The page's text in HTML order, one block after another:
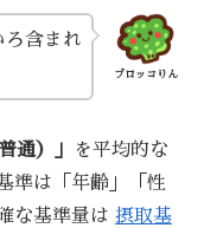
ブロッコりん
ろ含まれ
通）」
を平均的な
準は「年齢」「性
な基準量は 摂取基